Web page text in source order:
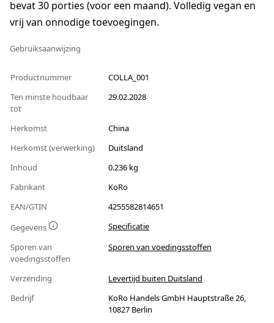
bevat 30 porties (voor een maand). Volledig vegan en
vrij van onnodige toevoegingen.
Gebruiksaanwijzing
Productnummer
COLLA_001
Ten minste houdbaar
tot
29.02.2028
Herkomst
China
Herkomst (verwerking)
Duitsland
Inhoud
0.236 kg
Fabrikant
KoRo
EAN/GTIN
4255582814651
Gegevens
Specificatie
Sporen van
voedingsstoffen
Sporen van voedingsstoffen
Verzending
Levertijd buiten Duitsland
Bedrijf
KoRo Handels GmbH Hauptstraße 26,
10827 Berlin